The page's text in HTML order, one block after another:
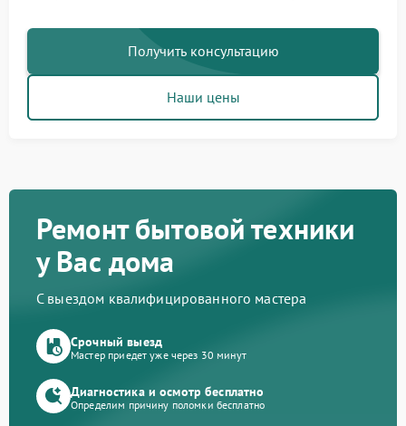
Получить консультацию
Наши цены
Ремонт бытовой техники
у Вас дома
С выездом квалифицированного мастера
Срочный выезд
Мастер приедет уже через 30 минут
Диагностика и осмотр бесплатно
Определим причину поломки бесплатно